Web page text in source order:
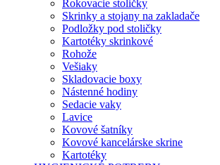
Rokovacie stoličky
Skrinky a stojany na zakladače
Podložky pod stoličky
Kartotéky skrinkové
Rohože
Vešiaky
Skladovacie boxy
Nástenné hodiny
Sedacie vaky
Lavice
Kovové šatníky
Kovové kancelárske skrine
Kartotéky